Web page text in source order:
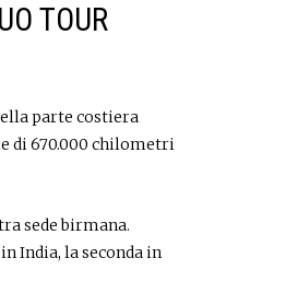
TOUR
parte costiera
di 670.000 chilometri
sede birmana.
India, la seconda in